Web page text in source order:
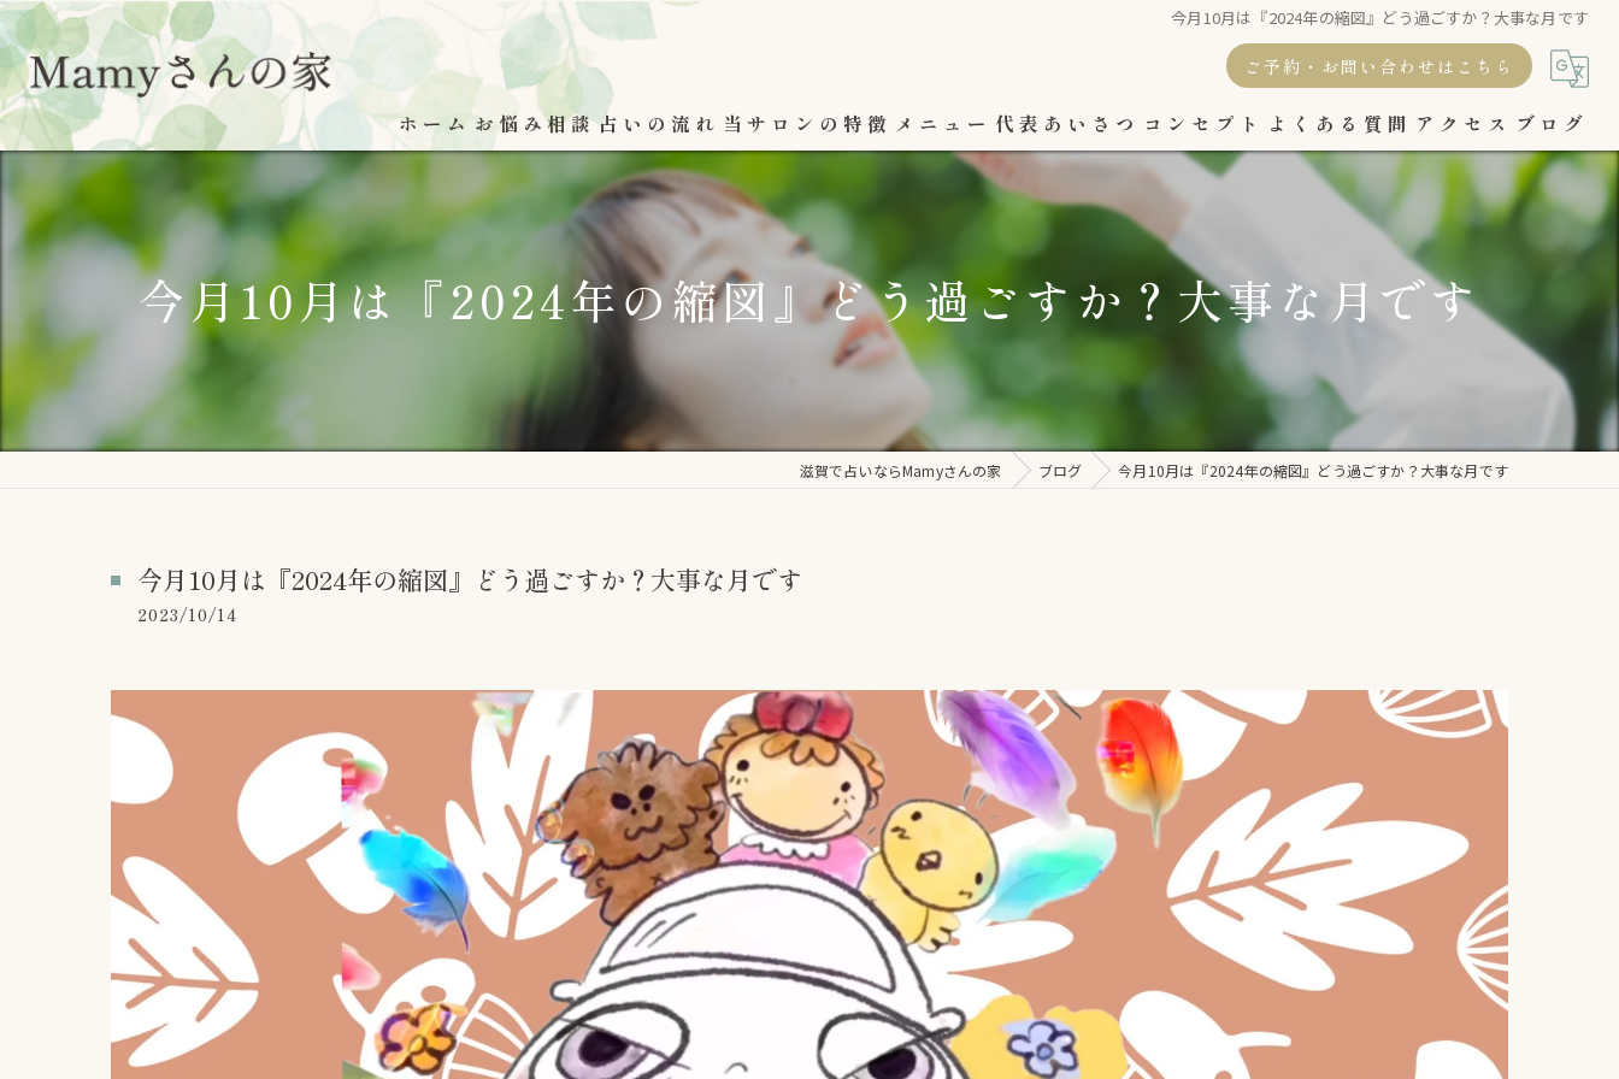
今月10月は『2024年の縮図』どう過ごすか？大事な月です
ご予約・お問い合わせはこちら
ホーム お悩み相談占いの流れ 当サロンの特徴
数秘
恋愛占い
オラクルカード
メニュー 代表あいさつ コンセプト よくある質問 アクセス ブログ
今月10月は『2024年の縮図』どう過ごすか？大事な月です
滋賀で占いならMamyさんの家 ブログ 今月10月は『2024年の縮図』どう過ごすか？大事な月です
今月10月は『2024年の縮図』どう過ごすか？大事な月です
2023/10/14